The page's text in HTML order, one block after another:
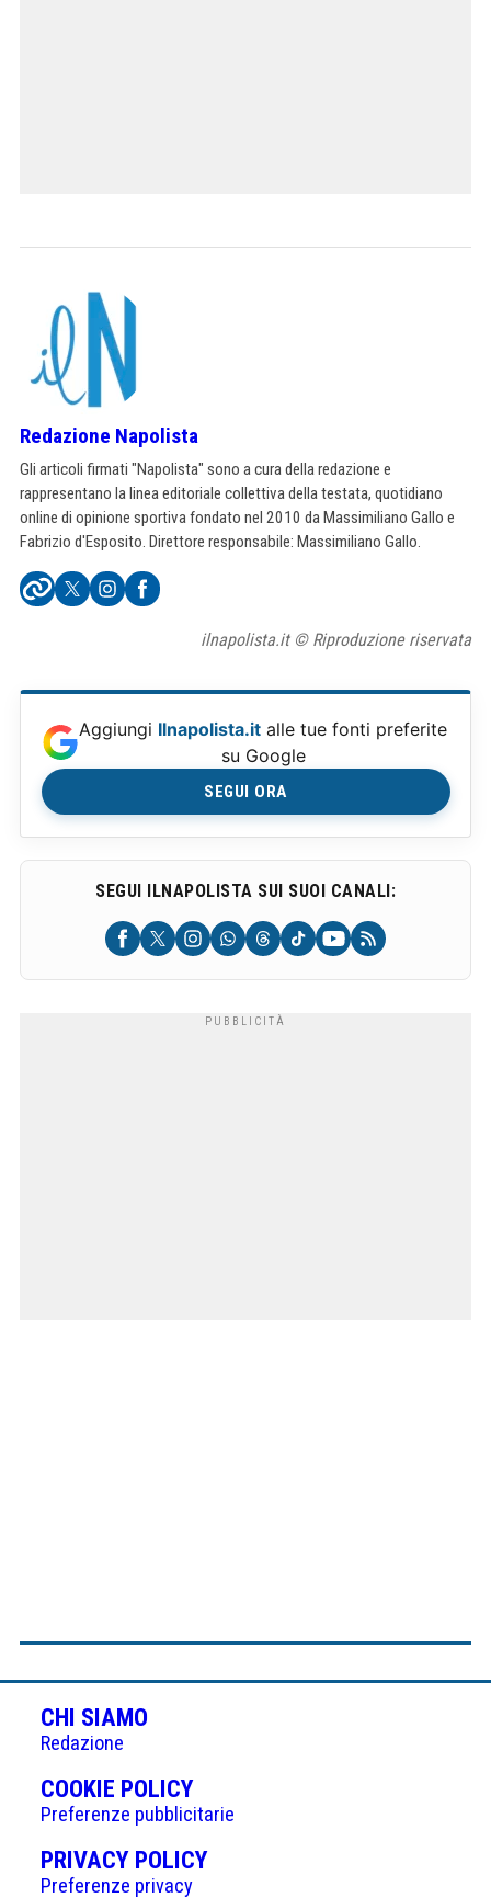
Redazione Napolista
Gli articoli firmati "Napolista" sono a cura della redazione e
rappresentano la linea editoriale collettiva della testata, quotidiano
online di opinione sportiva fondato nel 2010 da Massimiliano Gallo e
Fabrizio d'Esposito. Direttore responsabile: Massimiliano Gallo.
ilnapolista.it © Riproduzione riservata
Aggiungi Ilnapolista.it alle tue fonti preferite
su Google
SEGUI ORA
SEGUI ILNAPOLISTA SUI SUOI CANALI:
CHI SIAMO
Redazione
COOKIE POLICY(APRE
IN
UNA
NUOVA
Preferenze pubblicitarie
PRIVACY POLICY(APRE
Preferenze privacy